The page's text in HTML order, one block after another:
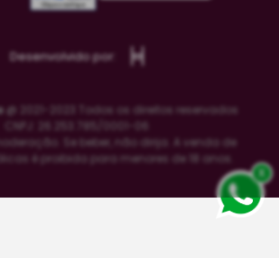
x
Desenvolvido por:
@ 2021-2023 Todos os direitos reservados
CNPJ: 26.253.785/0001-06
Se beber, não dirija. A venda de
é proibida para menores de 18 anos.